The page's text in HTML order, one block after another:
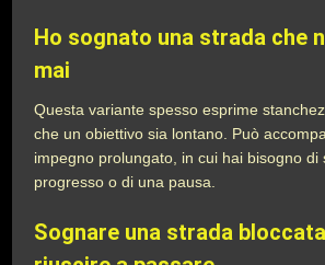
Ho sognato una strada che
mai
Questa variante spesso esprime
che un obiettivo sia lontano. Può
impegno prolungato, in cui hai bisogno di
progresso o di una pausa.
Sognare una strada